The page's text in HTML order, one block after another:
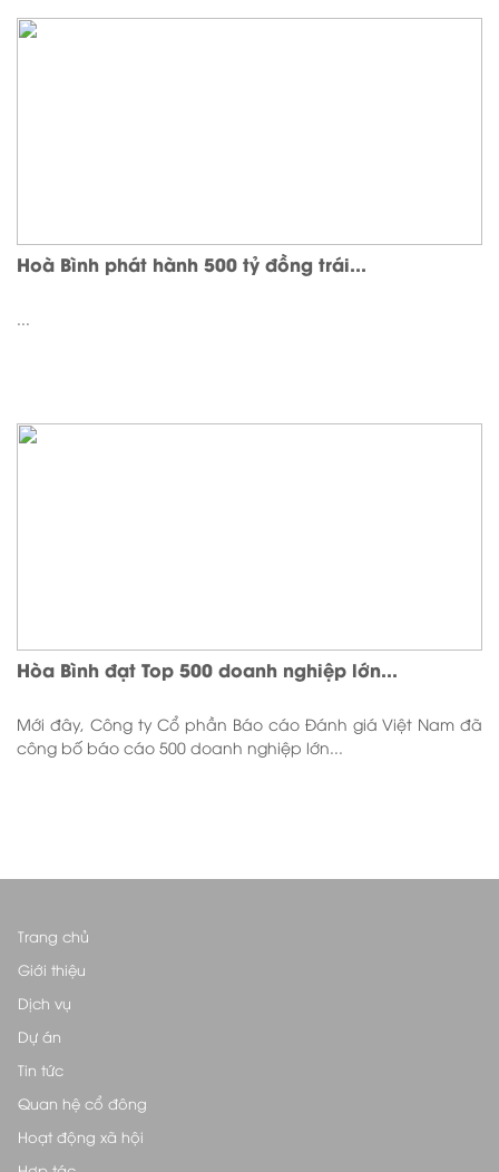
Hoà Bình phát hành 500 tỷ đồng trái...
...
Hòa Bình đạt Top 500 doanh nghiệp lớn...
Mới đây, Công ty Cổ phần Báo cáo Đánh giá Việt Nam đã
công bố báo cáo 500 doanh nghiệp lớn...
Trang chủ
Giới thiệu
Dịch vụ
Dự án
Tin tức
Quan hệ cổ đông
Hoạt động xã hội